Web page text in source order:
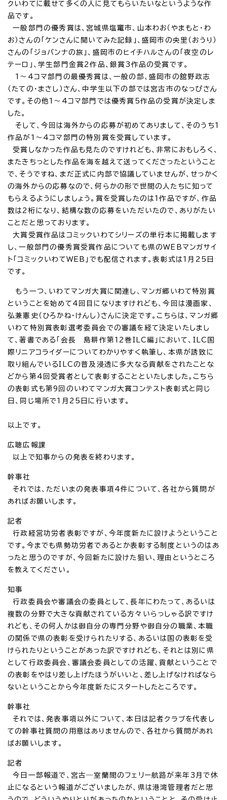
クいわてに載せて多くの人に見てもらいたいなというような作
品です。
一般部門の優秀賞は、宮城県塩竃市、山本わお（やまもと・わ
お）さんの「ケンさんに聞いてみた記録」、盛岡市の央里（おうり）
さんの「ジョバンナの旅」、盛岡市のヒイチハルさんの「夜空のレ
テーロ」、学生部門金賞2作品、銀賞3作品の受賞です。
1～4コマ部門の最優秀賞は、一般の部、盛岡市の舘野政志
（たての・まさし）さん、中学生以下の部では宮古市のなっぴさん
です。その他1～4コマ部門では優秀賞5作品の受賞が決定しま
した。
そして、今回は海外からの応募が初めてありまして、そのうち1
作品が1～4コマ部門の特別賞を受賞しています。
受賞しなかった作品も見たのですけれども、非常におもしろく、
またきちっとした作品を海を越えて送ってくださったということ
で、そうですね、まだ正式に内部で協議していませんが、せっかく
の海外からの応募なので、何らかの形で世間の人たちに知って
もらえるようにしましょう。賞を受賞したのは1作品ですが、作品
数は2桁になり、結構な数の応募をいただいたので、ありがたい
ことだと思っております。
大賞受賞作品はコミックいわてシリーズの単行本に掲載します
し、一般部門の優秀賞受賞作品についても県のWEBマンガサイ
ト「コミックいわてWEB」でも配信されます。表彰式は1月25日
です。
もう一つ、いわてマンガ大賞に関連し、マンガ郷いわて特別賞
ということを始めて4回目になりますけれども、今回は漫画家、
弘兼憲史（ひろかね・けんし）さんに決定です。こちらは、マンガ郷
いわて特別賞表彰選考委員会での審議を経て決定いたしまし
て、著書である「会長 島耕作第12巻ILC編」において、ILC国
際リニアコライダーについてわかりやすく執筆し、本県が誘致に
取り組んでいるILCの普及浸透に多大なる貢献をされたことな
どから第4回受賞者として表彰することといたしました。こちら
の表彰式も第9回のいわてマンガ大賞コンテスト表彰式と同じ
日、同じ場所で1月25日に行います。
以上です。
広聴広報課
以上で知事からの発表を終わります。
幹事社
それでは、ただいまの発表事項4件について、各社から質問が
あればお願いします。
記者
行政経営功労者表彰ですが、今年度新たに設けようということ
です。今までも県勢功労者であるとか表彰する制度というのはあ
ったと思うのですが、今回新たに設けた狙い、理由というところ
を教えてください。
知事
行政委員会や審議会の委員として、長年にわたって、あるいは
複数の分野で大きな貢献されている方々いらっしゃる訳ですけ
れども、その何人かは御自分の専門分野や御自分の職業、本職
の関係で県の表彰を受けられたりする、あるいは国の表彰を受
けられたりということがあった訳ですけれども、それとは別に県
として行政委員会、審議会委員としての活躍、貢献ということで
の表彰をやはり差し上げたほうがいいと、差し上げなければなら
ないということから今年度新たにスタートしたところです。
幹事社
それでは、発表事項以外について、本日は記者クラブを代表し
ての幹事社質問の用意はありませんので、各社から質問があれ
ばお願いします。
記者
今日一部報道で、宮古―室蘭間のフェリー航路が来年3月で休
止になるという報道がございましたが、県は港湾管理者だと思